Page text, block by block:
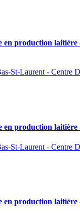
en production laitière
St-Laurent - Centre
en production laitière
St-Laurent - Centre
en production laitière